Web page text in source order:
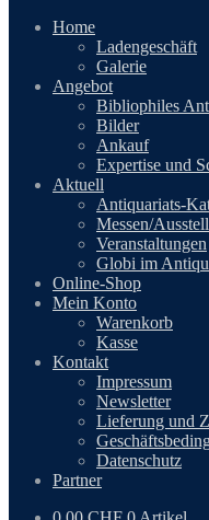
Home
Ladengeschäft
Galerie
Angebot
Bibliophiles
Bilder
Ankauf
Expertise und
Aktuell
Antiquariats-
Messen/
Veranstaltungen
Globi im
Online-Shop
Mein Konto
Warenkorb
Kasse
Kontakt
Impressum
Newsletter
Lieferung und
Datenschutz
Partner